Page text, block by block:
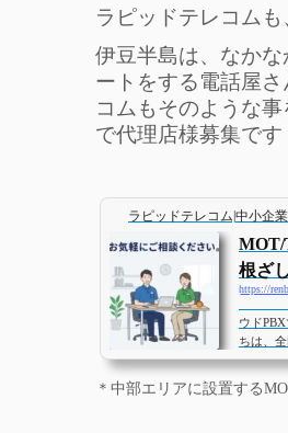
ラピッドテレコム
伊豆半島は、なか
ートをする電話屋
コムもそのような
で代理店様募集です
ラピッドテレコム|中小企
MOT/
根ざ
https://
ご相
ウド
ちは、
クラウ
ポート
（名古
＊中部エリアに設置する